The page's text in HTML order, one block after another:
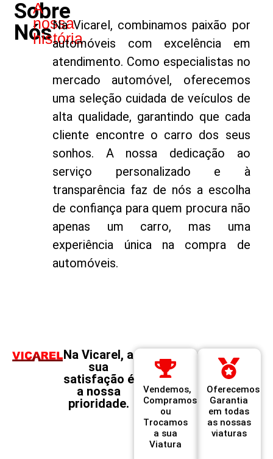
Sobre
Nós
A
nossa
história
Na Vicarel, combinamos paixão por
automóveis com excelência em
atendimento. Como especialistas no
mercado automóvel, oferecemos
uma seleção cuidada de veículos de
alta qualidade, garantindo que cada
cliente encontre o carro dos seus
sonhos. A nossa dedicação ao
serviço personalizado e à
transparência faz de nós a escolha
de confiança para quem procura não
apenas um carro, mas uma
experiência única na compra de
automóveis.
Na Vicarel, a
sua
satisfação é
a nossa
prioridade.
Vendemos,
Compramos
ou
Trocamos
a sua
Viatura
Oferecemos
Garantia
em todas
as nossas
viaturas